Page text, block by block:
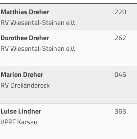
Matthias Dreher
RV Wiesental-Steinen e.V.
220
Dorothee Dreher
RV Wiesental-Steinen e.V.
262
Marion Dreher
RV Dreiländereck
046
Luise Lindner
VPPF Karsau
363